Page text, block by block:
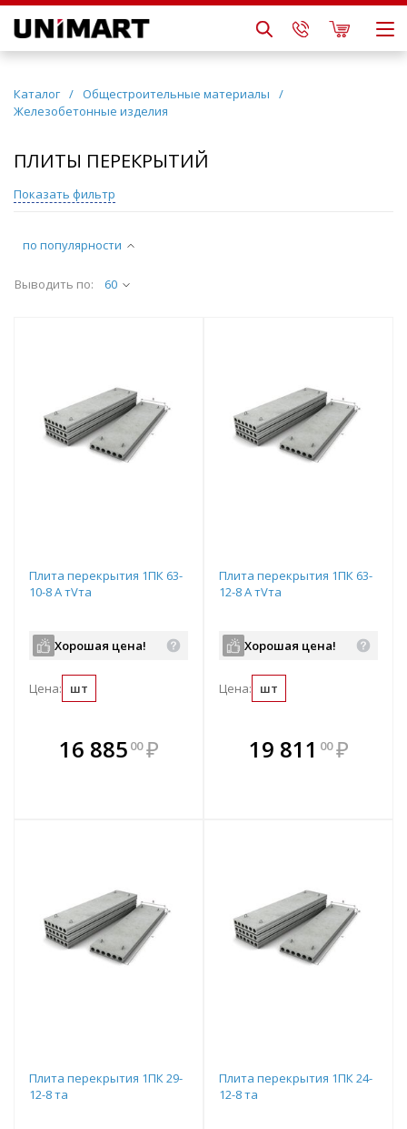
Каталог / Общестроительные материалы
/
Железобетонные изделия
ПЛИТЫ ПЕРЕКРЫТИЙ
по популярности
Выводить по: 60
Плита перекрытия 1ПК 63-
10-8 А тVта
Хорошая цена!
Цена: шт
16 885 00 ₽
В комплекте
всегда выгоднее!
Плита перекрытия 1ПК 63-
12-8 А тVта
Хорошая цена!
Цена: шт
В комплекте
всегда выгоднее!
19 811 00 ₽
Плита перекрытия 1ПК 29-
12-8 та
Плита перекрытия 1ПК 24-
12-8 та
Показать фильтр